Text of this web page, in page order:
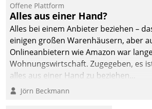
einsehen und ändern
oder
Schadensmeldungen
abgeben – rund um die
Uhr.
Offene Plattform
Alles aus einer Hand?
Alles bei einem Anbieter beziehen –
einigen großen Warenhäusern, aber
Onlineanbietern wie Amazon war
Wohnungswirtschaft. Zugegeben, es
alles aus einer Hand zu beziehen...
Jörn Beckmann